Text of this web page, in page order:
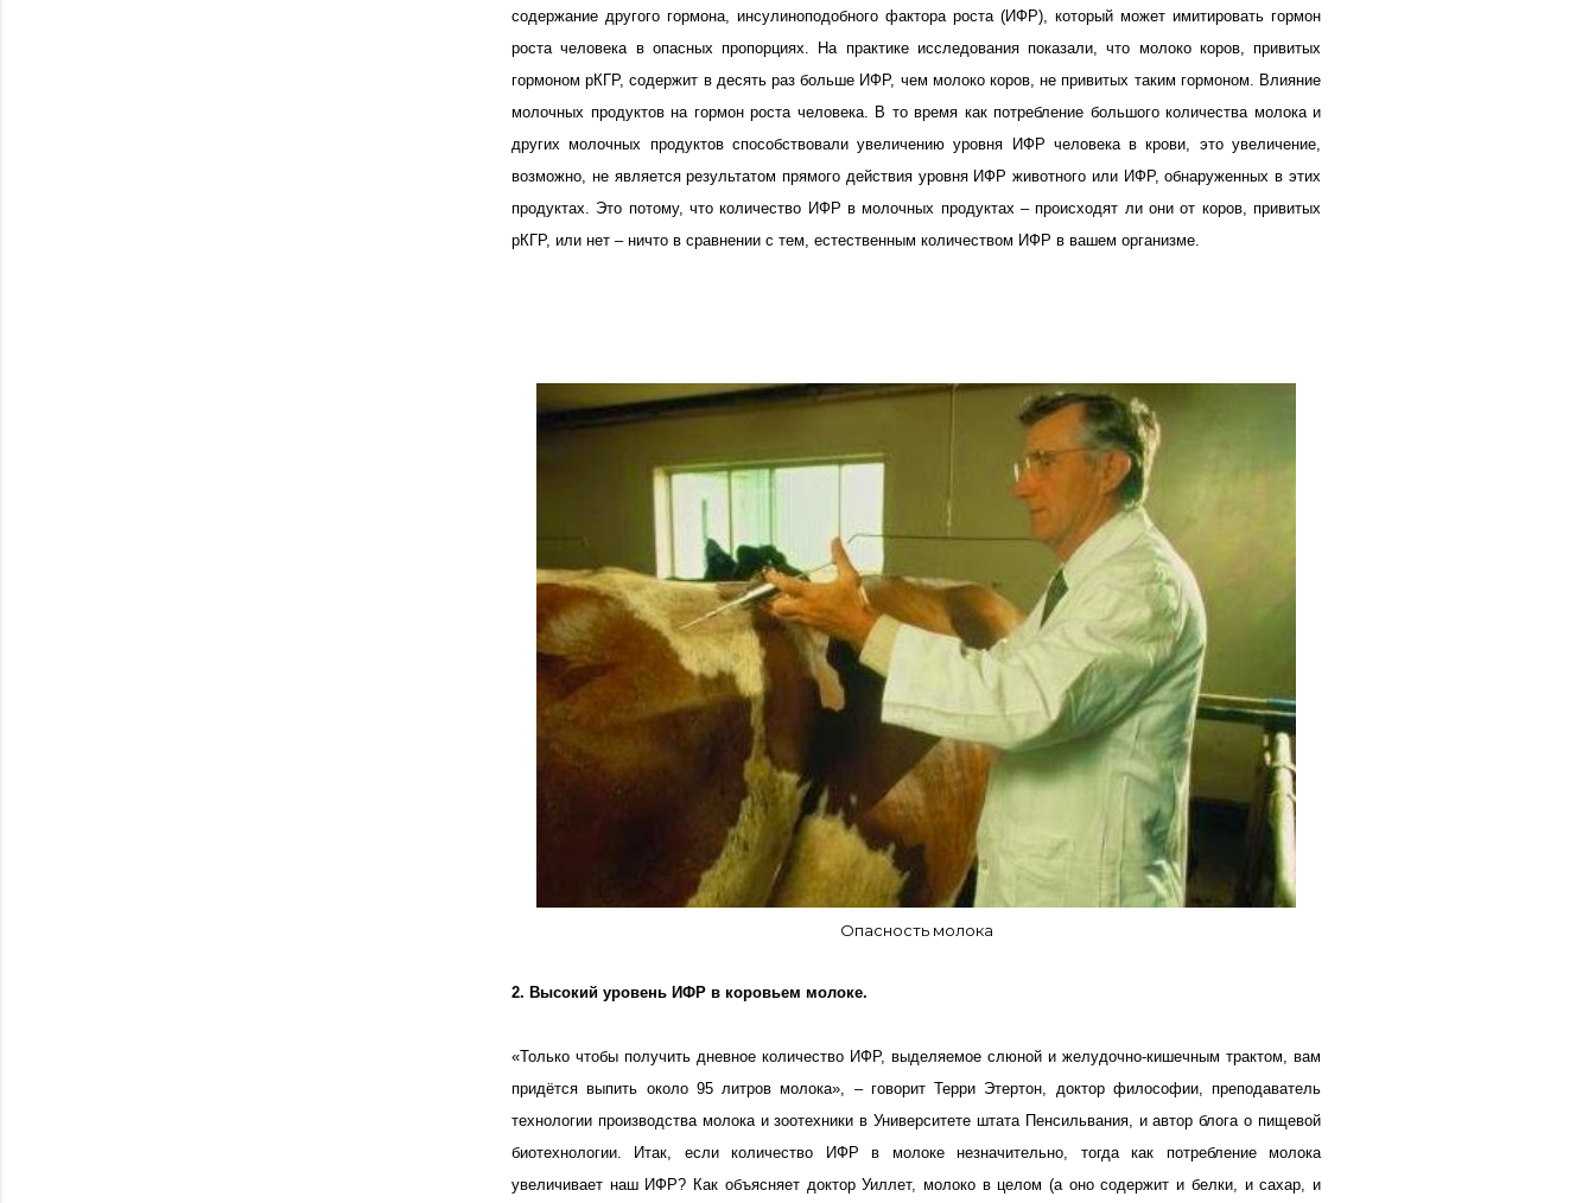
содержание другого гормона, инсулиноподобного фактора роста (ИФР), который может имитировать гормон
роста человека в опасных пропорциях. На практике исследования показали, что молоко коров, привитых
гормоном рКГР, содержит в десять раз больше ИФР, чем молоко коров, не привитых таким гормоном. Влияние
молочных продуктов на гормон роста человека. В то время как потребление большого количества молока и
других молочных продуктов способствовали увеличению уровня ИФР человека в крови, это увеличение,
возможно, не является результатом прямого действия уровня ИФР животного или ИФР, обнаруженных в этих
продуктах. Это потому, что количество ИФР в молочных продуктах – происходят ли они от коров, привитых
рКГР, или нет – ничто в сравнении с тем, естественным количеством ИФР в вашем организме.
Опасность молока
2. Высокий уровень ИФР в коровьем молоке.
«Только чтобы получить дневное количество ИФР, выделяемое слюной и желудочно-кишечным трактом, вам
придётся выпить около 95 литров молока», – говорит Терри Этертон, доктор философии, преподаватель
технологии производства молока и зоотехники в Университете штата Пенсильвания, и автор блога о пищевой
биотехнологии. Итак, если количество ИФР в молоке незначительно, тогда как потребление молока
увеличивает наш ИФР? Как объясняет доктор Уиллет, молоко в целом (а оно содержит и белки, и сахар, и